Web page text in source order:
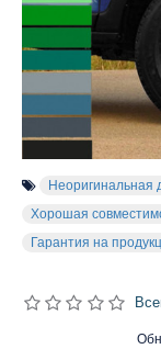
Неоригинальная
Хорошая
Гарантия на